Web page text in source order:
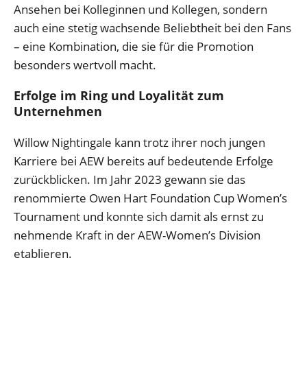
Ansehen bei Kolleginnen und Kollegen, sondern
auch eine stetig wachsende Beliebtheit bei den Fans
– eine Kombination, die sie für die Promotion
besonders wertvoll macht.
Erfolge im Ring und Loyalität zum
Unternehmen
Willow Nightingale kann trotz ihrer noch jungen
Karriere bei AEW bereits auf bedeutende Erfolge
zurückblicken. Im Jahr 2023 gewann sie das
renommierte Owen Hart Foundation Cup Women’s
Tournament und konnte sich damit als ernst zu
nehmende Kraft in der AEW-Women’s Division
etablieren.